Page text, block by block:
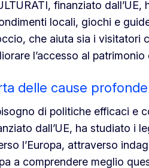
finanziato
locali, giochi e
che aiuta sia i visitatori
l’accesso al
delle cause
di politiche efficaci e
dall’UE, ha studiato i
l’Europa, attraverso
a comprendere meglio